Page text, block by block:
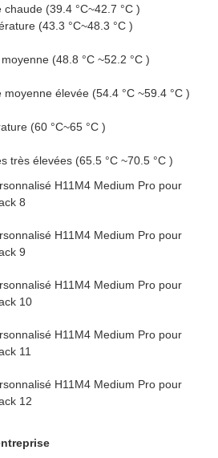
(39.4 °C~42.7 °C )
(43.3 °C~48.3 °C )
(48.8 °C ~52.2 °C )
élevée (54.4 °C ~59.4 °C )
(60 °C~65 °C )
très élevées (65.5 °C ~70.5 °C )